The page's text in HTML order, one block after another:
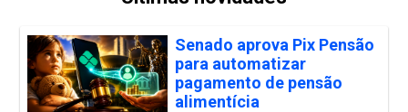
Senado aprova Pix Pensão
para automatizar
pagamento de pensão
alimentícia